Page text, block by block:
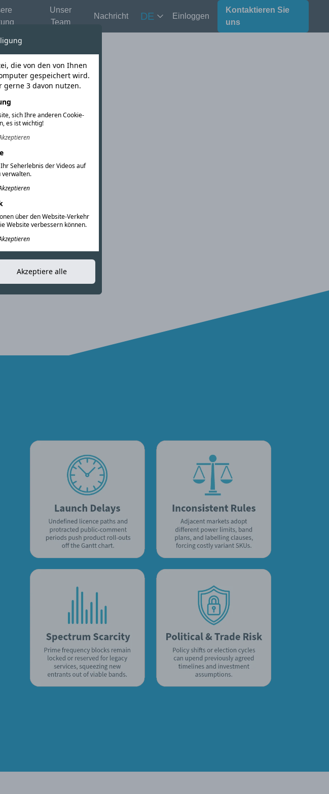
Unser
Team
Nachricht DE Einloggen
Kontaktieren Sie
uns
die von den von Ihnen
gespeichert wird.
3 davon nutzen.
sich Ihre anderen Cookie-
es ist wichtig!
Seherlebnis der Videos auf
verwalten.
über den Website-Verkehr
Website verbessern können.
Akzeptiere alle